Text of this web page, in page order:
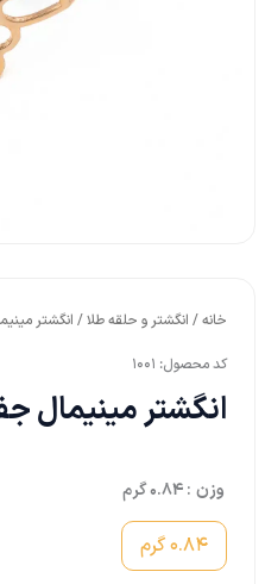
خانه/ انگشتر و حلقه طلا/ انگشتر
کد محصول: 1001
انگشتر مینیمال
وزن : 0.84 گرم
0.84 گرم